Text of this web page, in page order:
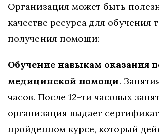
Организация может быть
качестве ресурса для обучения
получения помощи:
Обучение навыкам оказания
медицинской помощи.
часов. После 12-ти часовых
организация выдает
пройденном курсе, который